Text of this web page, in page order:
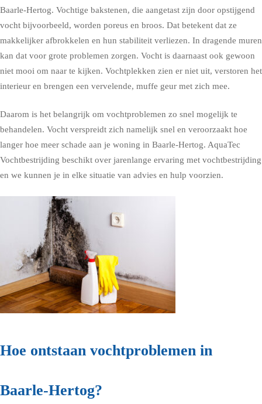
Baarle-Hertog. Vochtige bakstenen, die aangetast zijn door opstijgend
vocht bijvoorbeeld, worden poreus en broos. Dat betekent dat ze
makkelijker afbrokkelen en hun stabiliteit verliezen. In dragende muren
kan dat voor grote problemen zorgen. Vocht is daarnaast ook gewoon
niet mooi om naar te kijken. Vochtplekken zien er niet uit, verstoren het
interieur en brengen een vervelende, muffe geur met zich mee.
Daarom is het belangrijk om vochtproblemen zo snel mogelijk te
behandelen. Vocht verspreidt zich namelijk snel en veroorzaakt hoe
langer hoe meer schade aan je woning in Baarle-Hertog. AquaTec
Vochtbestrijding beschikt over jarenlange ervaring met vochtbestrijding
en we kunnen je in elke situatie van advies en hulp voorzien.
Hoe ontstaan vochtproblemen in
Baarle-Hertog?